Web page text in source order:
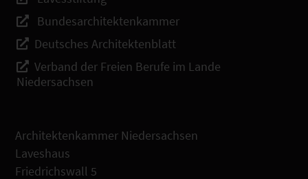
Bundesarchitektenkammer
Deutsches Architektenblatt
Verband der Freien Berufe im Lande
Niedersachsen
Architektenkammer Niedersachsen
Laveshaus
Friedrichswall 5